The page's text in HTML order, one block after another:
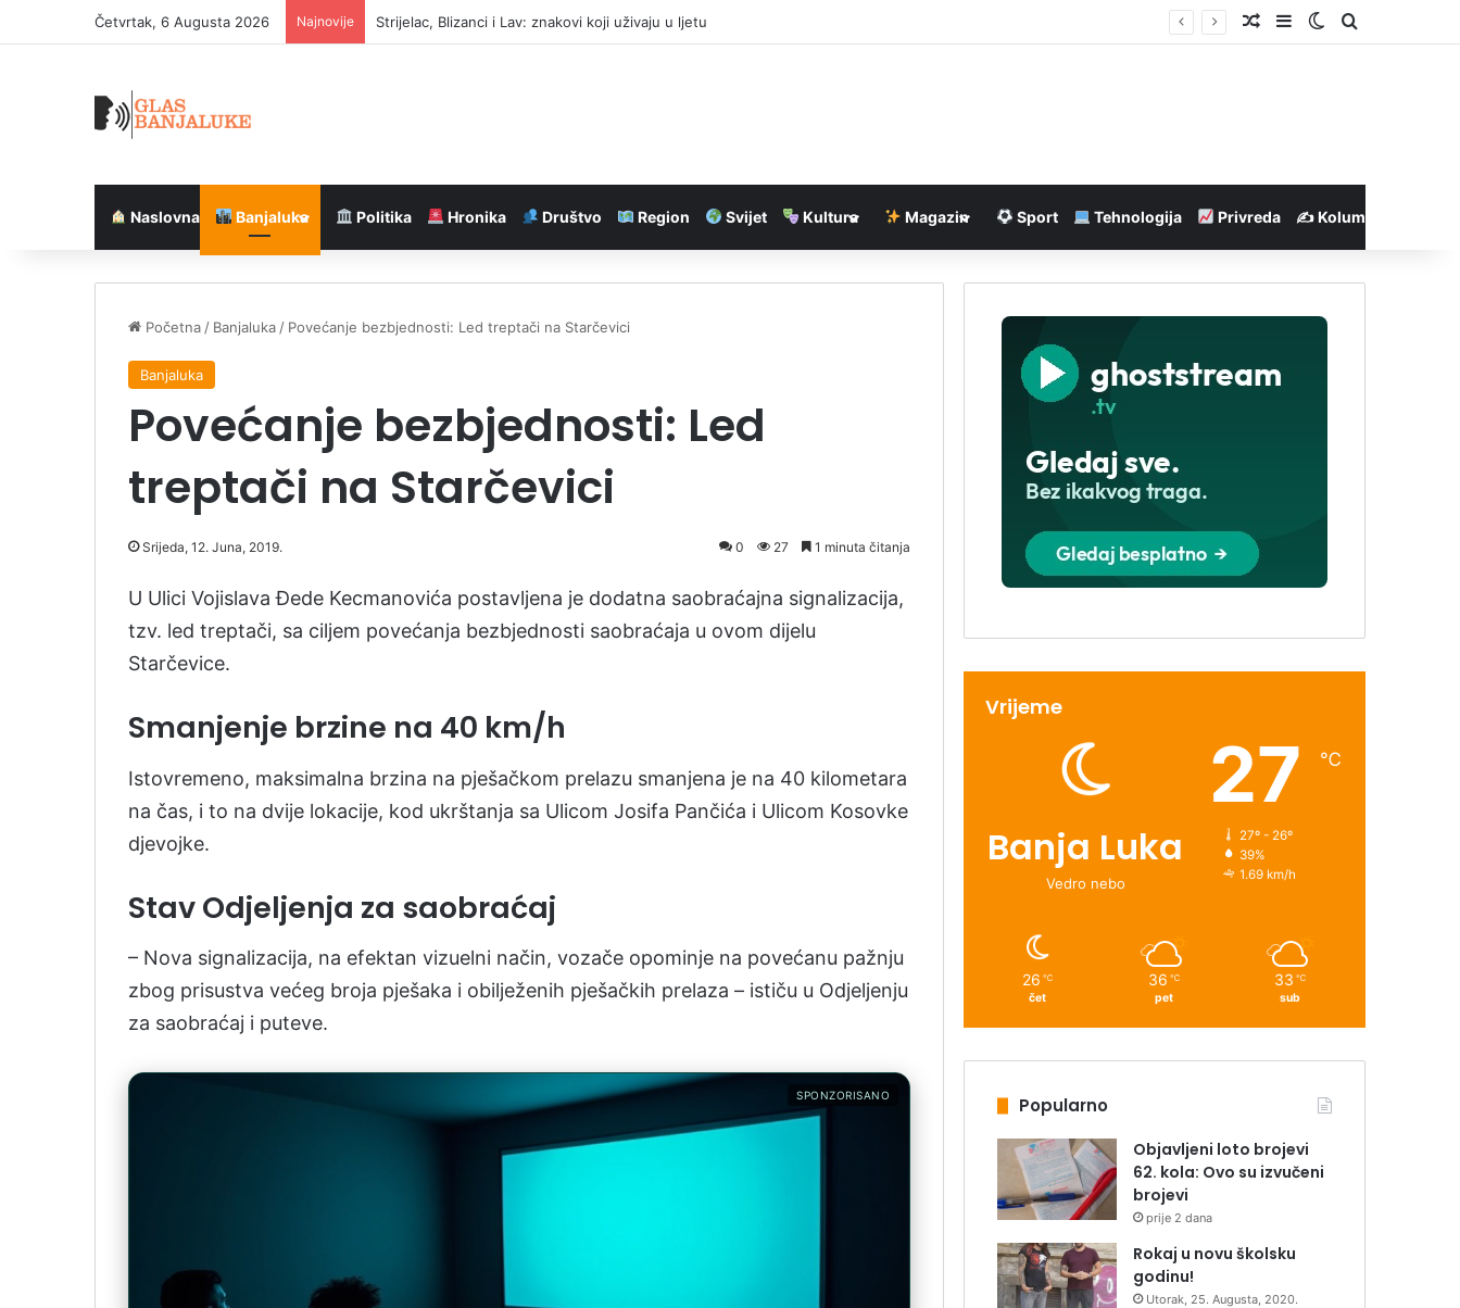
Četvrtak, 6 Augusta 2026 Najnovije Strijelac, Blizanci i Lav: znakovi koji uživaju u ljetu Nasumičan članak
SidebarSwitch skin
Pretraga
Naslovna Banjaluka Politika Hronika Društvo Region Svijet Kultura Magazin Sport Tehnologija Privreda ✍️ Kolumne
Početna / Banjaluka / Povećanje bezbjednosti: Led treptači na Starčevici
Banjaluka
Povećanje bezbjednosti: Led
treptači na Starčevici
Srijeda, 12. Juna, 2019. 0 27 1 minuta čitanja
U Ulici Vojislava Đede Kecmanovića postavljena je dodatna saobraćajna signalizacija,
tzv. led treptači, sa ciljem povećanja bezbjednosti saobraćaja u ovom dijelu
Starčevice.
Smanjenje brzine na 40 km/h
Istovremeno, maksimalna brzina na pješačkom prelazu smanjena je na 40 kilometara
na čas, i to na dvije lokacije, kod ukrštanja sa Ulicom Josifa Pančića i Ulicom Kosovke
djevojke.
Stav Odjeljenja za saobraćaj
– Nova signalizacija, na efektan vizuelni način, vozače opominje na povećanu pažnju
zbog prisustva većeg broja pješaka i obilježenih pješačkih prelaza – ističu u Odjeljenju
za saobraćaj i puteve.
SPONZORISANO
Vrijeme
Banja Luka
Vedro nebo
27 ℃
27º - 26º
39%
1.69 km/h
26 ℃
čet
36 ℃
pet
33 ℃
sub
Popularno
Objavljeni loto brojevi
62. kola: Ovo su izvučeni
brojevi
prije 2 dana
Rokaj u novu školsku
godinu!
Utorak, 25. Augusta, 2020.